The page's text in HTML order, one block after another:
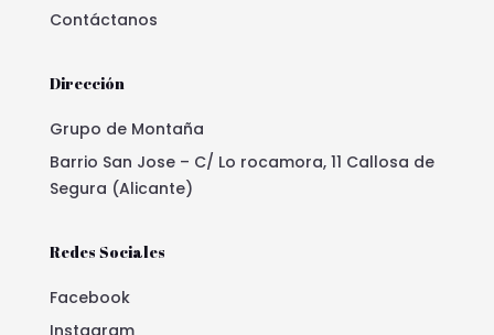
Contáctanos
Dirección
Grupo de Montaña
Barrio San Jose – C/ Lo rocamora, 11 Callosa de
Segura (Alicante)
Redes Sociales
Facebook